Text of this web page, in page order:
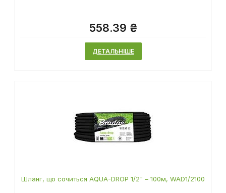
558.39 ₴
ДЕТАЛЬНІШЕ
Шланг, що сочиться AQUA-DROP 1/2" – 100м, WAD1/2100